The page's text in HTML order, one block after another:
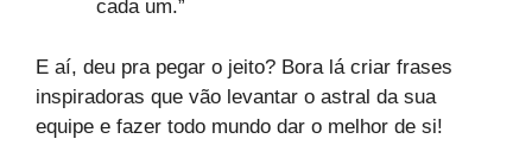
cada um.”
E aí, deu pra pegar o jeito? Bora lá criar frases
inspiradoras que vão levantar o astral da sua
equipe e fazer todo mundo dar o melhor de si!